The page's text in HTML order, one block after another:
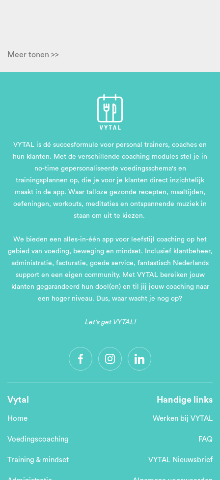
Meer tonen >>
VYTAL is dé succesformule voor personal trainers, coaches en
hun klanten. Met de verschillende coaching modules stel je in
no-time gepersonaliseerde voedingsschema's en
trainingsplannen op, die je voor je klanten direct inzichtelijk
maakt in de app. Waar talloze gezonde recepten, maaltijden,
oefeningen, workouts, meditaties en ontspannende muziek in
staan om uit te kiezen.
We bieden een alles-in-één app voor leefstijl coaching op het
gebied van voeding, beweging en mindset. Inclusief klantbeheer,
administratie, facturatie, goede service, fantastisch Nederlands
support en een eigen community. Met VYTAL bereiken jouw
klanten gegarandeerd hun doel(en) en til jij jouw coaching naar
een hoger niveau. Dus, waar wacht je nog op?
Let's get VYTAL!
Vytal
Home
Voedingscoaching
Training & mindset
Handige links
Werken bij VYTAL
FAQ
VYTAL Nieuwsbrief